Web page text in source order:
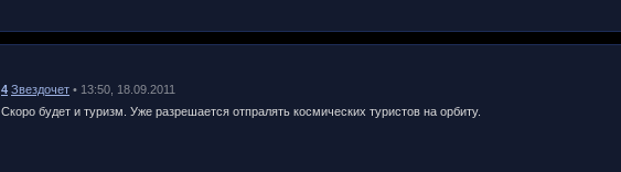
4 Звездочет • 13:50, 18.09.2011
Скоро будет и туризм. Уже разрешается отпралять космических туристов на орбиту.